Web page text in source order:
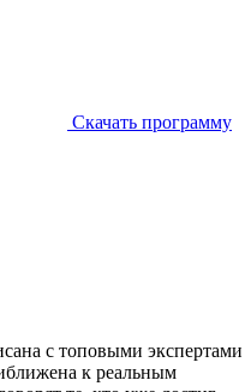
Скачать программу
с топовыми экспертами
к реальным